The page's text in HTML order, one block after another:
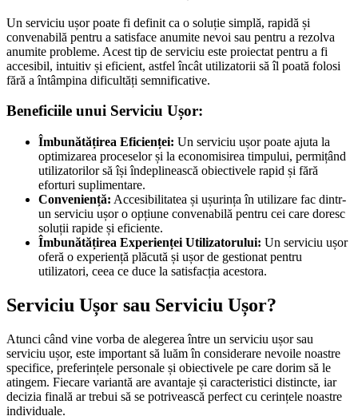
Un serviciu ușor poate fi definit ca o soluție simplă, rapidă și
convenabilă pentru a satisface anumite nevoi sau pentru a rezolva
anumite probleme. Acest tip de serviciu este proiectat pentru a fi
accesibil, intuitiv și eficient, astfel încât utilizatorii să îl poată folosi
fără a întâmpina dificultăți semnificative.
Beneficiile unui Serviciu Ușor:
Îmbunătățirea Eficienței: Un serviciu ușor poate ajuta la
optimizarea proceselor și la economisirea timpului, permițând
utilizatorilor să își îndeplinească obiectivele rapid și fără
eforturi suplimentare.
Conveniență: Accesibilitatea și ușurința în utilizare fac dintr-
un serviciu ușor o opțiune convenabilă pentru cei care doresc
soluții rapide și eficiente.
Îmbunătățirea Experienței Utilizatorului: Un serviciu ușor
oferă o experiență plăcută și ușor de gestionat pentru
utilizatori, ceea ce duce la satisfacția acestora.
Serviciu Ușor sau Serviciu Ușor?
Atunci când vine vorba de alegerea între un serviciu ușor sau
serviciu ușor, este important să luăm în considerare nevoile noastre
specifice, preferințele personale și obiectivele pe care dorim să le
atingem. Fiecare variantă are avantaje și caracteristici distincte, iar
decizia finală ar trebui să se potrivească perfect cu cerințele noastre
individuale.